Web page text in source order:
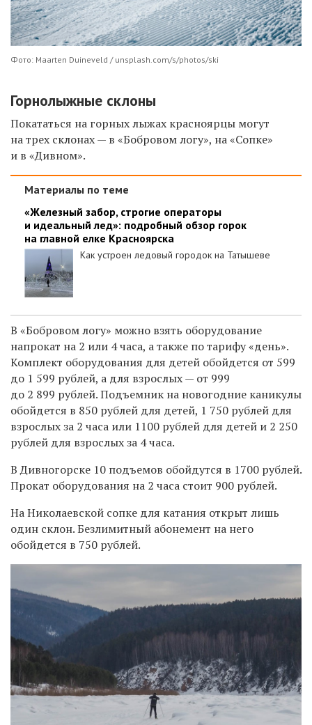
Фото: Maarten Duineveld / unsplash.com/s/photos/ski
Горнолыжные склоны
Покататься на горных лыжах красноярцы могут
на трех склонах — в «Бобровом логу», на «Сопке»
и в «Дивном».
Материалы по теме
«Железный забор, строгие операторы
и идеальный лед»: подробный обзор горок
на главной елке Красноярска
Как устроен ледовый городок на Татышеве
В «Бобровом логу» можно взять оборудование
напрокат на 2 или 4 часа, а также по тарифу «день».
Комплект оборудования для детей обойдется от 599
до 1 599 рублей, а для взрослых — от 999
до 2 899 рублей.Подъемник на новогодние каникулы
обойдется в 850 рублей для детей, 1 750 рублей для
взрослых за 2 часа или 1100 рублей для детей и 2 250
рублей для взрослых за 4 часа.
В Дивногорске 10 подъемов обойдутся в 1700 рублей.
Прокат оборудования на 2 часа стоит 900 рублей.
На Николаевской сопке для катания открыт лишь
один склон. Безлимитный абонемент на него
обойдется в 750 рублей.